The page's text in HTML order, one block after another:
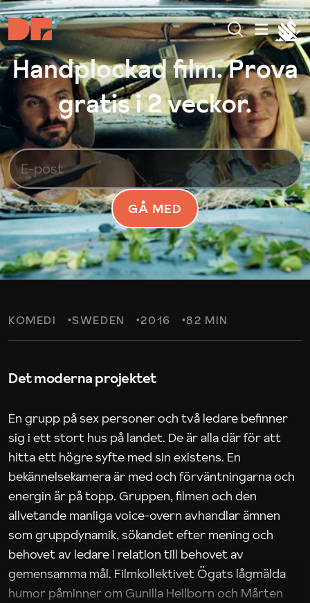
Handplockad film. Prova
gratis i 2 veckor.
GÅ MED
KOMEDI SWEDEN 2016 82 MIN
Det moderna projektet
En grupp på sex personer och två ledare befinner
sig i ett stort hus på landet. De är alla där för att
hitta ett högre syfte med sin existens. En
bekännelsekamera är med och förväntningarna och
energin är på topp. Gruppen, filmen och den
allvetande manliga voice-overn avhandlar ämnen
som gruppdynamik, sökandet efter mening och
behovet av ledare i relation till behovet av
gemensamma mål. Filmkollektivet Ögats lågmälda
humor påminner om Gunilla Heilborn och Mårten